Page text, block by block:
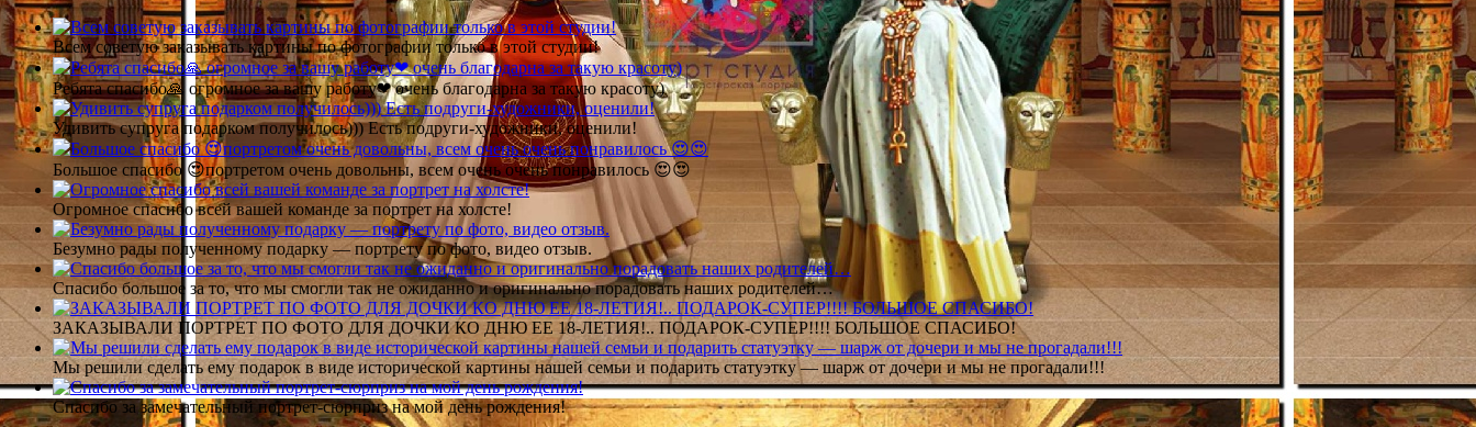
Всем советую заказывать картины по фотографии только в этой студии!
Ребята спасибо🙏 огромное за вашу работу❤ очень благодарна за такую красоту)
Удивить супруга подарком получилось))) Есть подруги-художники, оценили!
Большое спасибо 😍портретом очень довольны, всем очень очень понравилось 😍😍
Огромное спасибо всей вашей команде за портрет на холсте!
Безумно рады полученному подарку — портрету по фото, видео отзыв.
Спасибо большое за то, что мы смогли так не ожиданно и оригинально порадовать наших родителей…
ЗАКАЗЫВАЛИ ПОРТРЕТ ПО ФОТО ДЛЯ ДОЧКИ КО ДНЮ ЕЕ 18-ЛЕТИЯ!.. ПОДАРОК-СУПЕР!!!! БОЛЬШОЕ СПАСИБО!
Мы решили сделать ему подарок в виде исторической картины нашей семьи и подарить статуэтку — шарж от дочери и мы не прогадали!!!
Спасибо за замечательный портрет-сюрприз на мой день рождения!